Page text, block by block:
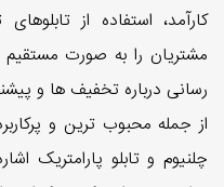
کارآمد، استفاده از
مشتریان را به صورت مستقیم
رسانی درباره تخفیف ها و
از جمله محبوب ترین و
چلنیوم و تابلو پارامتریک